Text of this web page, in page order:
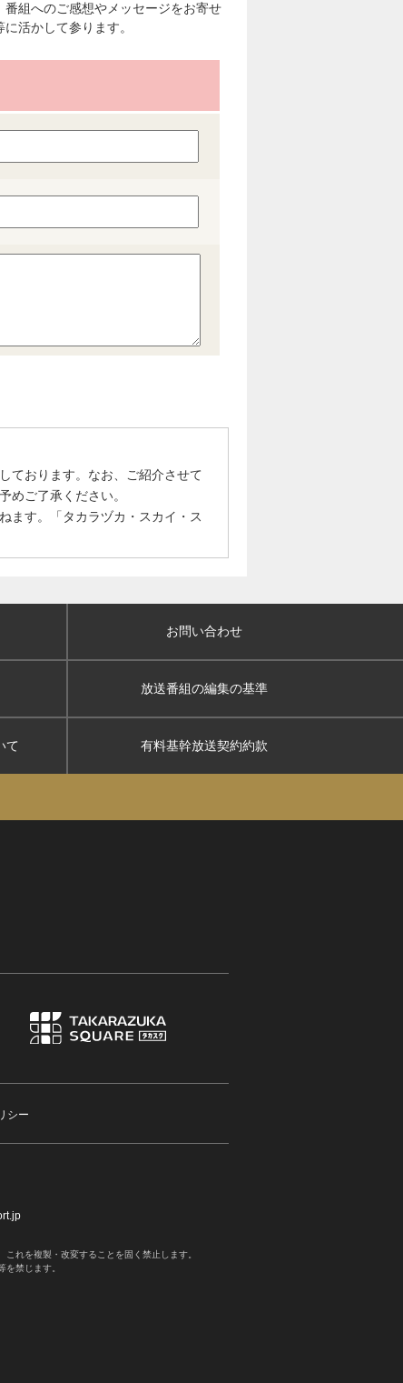
組へのご感想やメッセージをお寄せ
活かして参ります。
ております。なお、ご紹介させて
めご了承ください。
ます。「タカラヅカ・スカイ・ス
お問い合わせ
放送番組の編集の基準
て 有料基幹放送契約約款
シー
れを複製・改変することを固く禁止します。
禁じます。